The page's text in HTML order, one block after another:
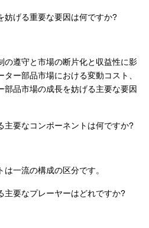
妨げる重要な要因は何ですか?
の遵守と市場の断片化と収益性に影
ー部品市場における変動コスト、
部品市場の成長を妨げる主要な要因
主要なコンポーネントは何ですか?
一流の構成の区分です。
主要なプレーヤーはどれですか?